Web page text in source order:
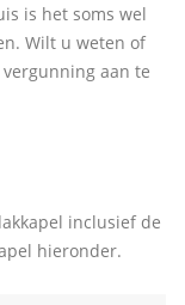
is het soms wel
Wilt u weten of
aan te
inclusief de
hieronder.